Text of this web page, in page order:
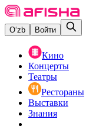
O‘zb Войти
Кино
Концерты
Театры
Рестораны
Выставки
Знания